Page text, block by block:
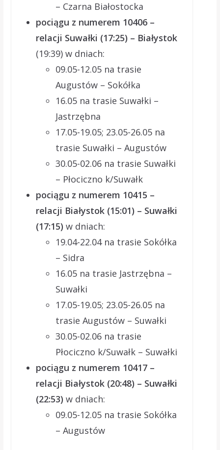
– Czarna Białostocka
pociągu z numerem 10406 –
relacji Suwałki (17:25) – Białystok
(19:39) w dniach:
09.05-12.05 na trasie
Augustów – Sokółka
16.05 na trasie Suwałki –
Jastrzębna
17.05-19.05; 23.05-26.05 na
trasie Suwałki – Augustów
30.05-02.06 na trasie Suwałki
– Płociczno k/Suwałk
pociągu z numerem 10415 –
relacji Białystok (15:01) – Suwałki
(17:15) w dniach:
19.04-22.04 na trasie Sokółka
– Sidra
16.05 na trasie Jastrzębna –
Suwałki
17.05-19.05; 23.05-26.05 na
trasie Augustów – Suwałki
30.05-02.06 na trasie
Płociczno k/Suwałk – Suwałki
pociągu z numerem 10417 –
relacji Białystok (20:48) – Suwałki
(22:53) w dniach:
09.05-12.05 na trasie Sokółka
– Augustów